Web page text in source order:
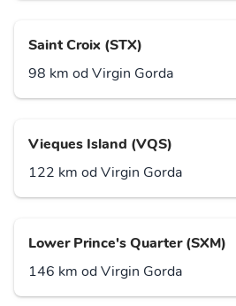
Saint Croix (STX)
98 km od Virgin Gorda
Vieques Island (VQS)
122 km od Virgin Gorda
Lower Prince's Quarter (SXM)
146 km od Virgin Gorda